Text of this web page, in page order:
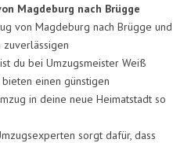
Magdeburg nach Brügge
von Magdeburg nach Brügge und
zuverlässigen
du bei Umzugsmeister Weiß
einen günstigen
in deine neue Heimatstadt so
sorgt dafür, dass